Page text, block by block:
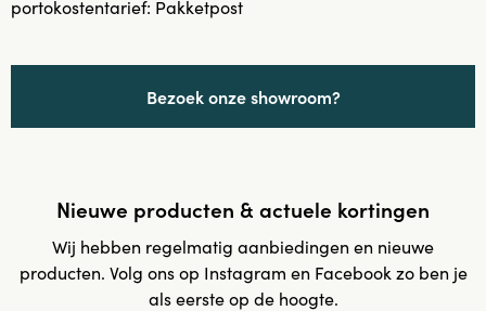
portokostentarief: Pakketpost
Bezoek onze showroom?
Nieuwe producten & actuele kortingen
Wij hebben regelmatig aanbiedingen en nieuwe
producten. Volg ons op Instagram en Facebook zo ben je
als eerste op de hoogte.